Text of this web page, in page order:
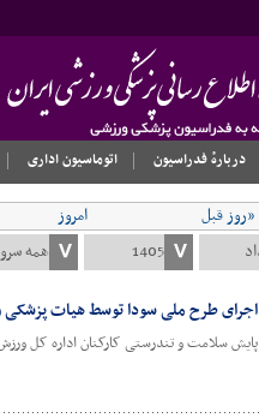
دربارهٔ فدراسیون اتوماسیون اداری
«روز قبل امروز
اجرای طرح ملی سودا توسط هیات پزشکی
پایش سلامت و تندرستی کارکنان اداره کل